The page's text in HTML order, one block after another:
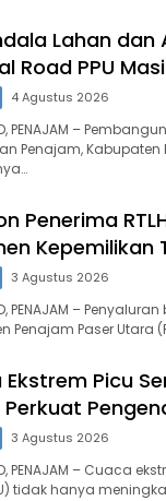
Lahan dan
Road PPU
4 Agustus 2026
PENAJAM –
Penajam, Kabupaten
Penerima
Kepemilikan
3 Agustus 2026
PENAJAM –
Penajam Paser Utara
Picu
3 Agustus 2026
PENAJAM – Cuaca
tidak hanya